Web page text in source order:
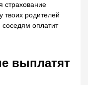
страхование
твоих родителей
соседям оплатит
выплатят